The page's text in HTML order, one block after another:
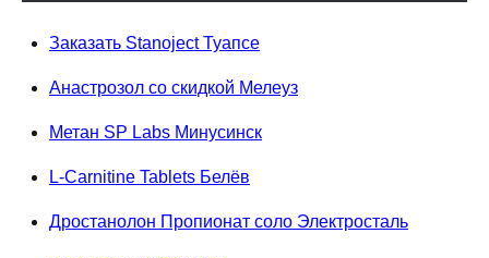
Заказать Stanoject Туапсе
Анастрозол со скидкой Мелеуз
Метан SP Labs Минусинск
L-Carnitine Tablets Белёв
Дростанолон Пропионат соло Электросталь